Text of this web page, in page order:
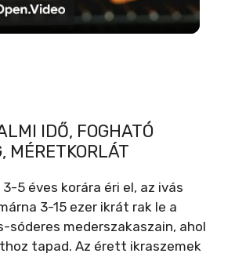
l
y
V
i
IDŐ, FOGHATÓ
MÉRETKORLÁT
5 éves korára éri el, az ivás
3-15 ezer ikrát rak le a
sóderes mederszakaszain, ahol
tapad. Az érett ikraszemek